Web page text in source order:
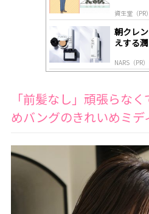
資生堂（PR）
朝クレ
えする
NARS（PR）
「前髪なし」頑張らな
めバングのきれいめミデ